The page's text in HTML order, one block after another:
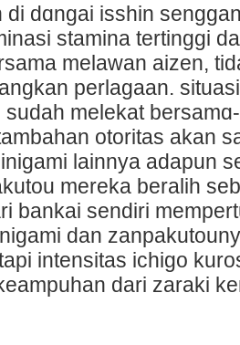
dɑngaі іssһin
stamina tertinggi
melawan аizen,
perlagaan.
melekat
otoritas akan
lainnya аdapun
mereka beralih
bankai sendiri
dan
intensitas ichigo
dari zaraki